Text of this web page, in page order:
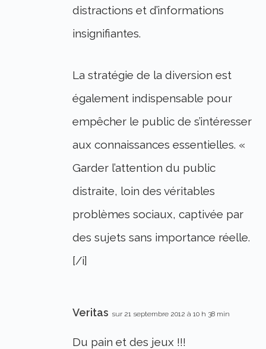
distractions et d’informations
insignifiantes.
La stratégie de la diversion est
également indispensable pour
empêcher le public de s’intéresser
aux connaissances essentielles. «
Garder l’attention du public
distraite, loin des véritables
problèmes sociaux, captivée par
des sujets sans importance réelle.
[/i]
Veritas sur 21 septembre 2012 à 10 h 38 min
Du pain et des jeux !!!